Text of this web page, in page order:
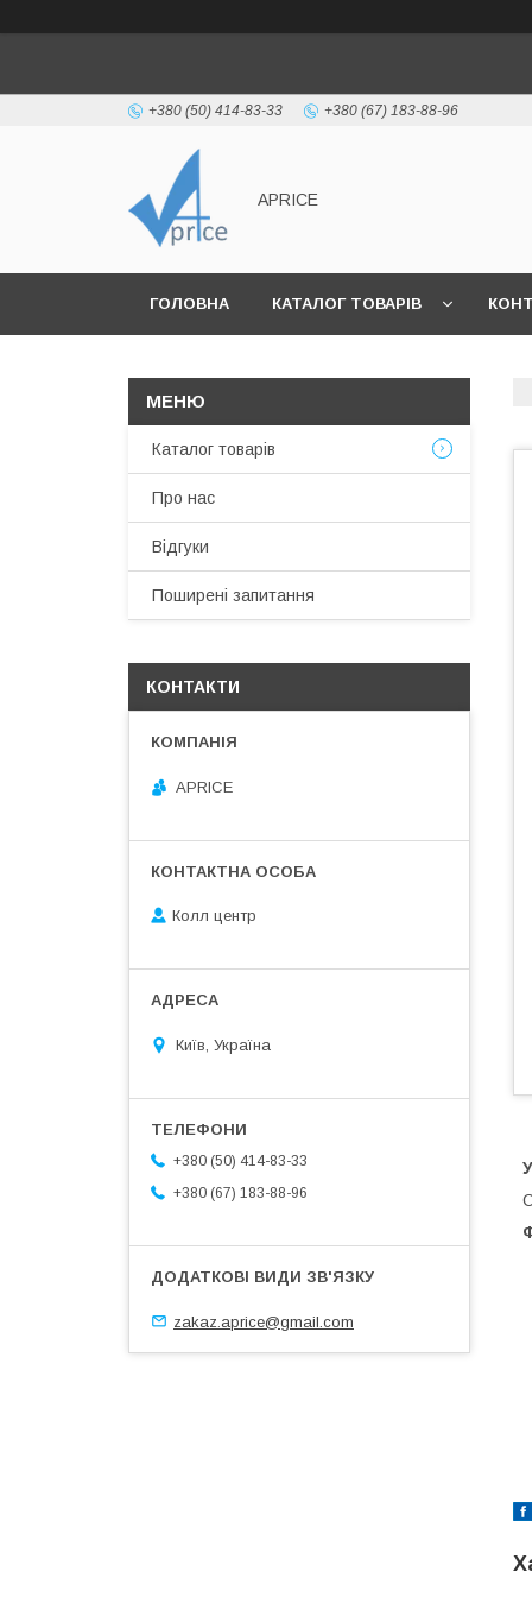
+380 (50) 414-83-33 +380 (67) 183-88-96
APRICE
ГОЛОВНА КАТАЛОГ ТОВАРІВ
Каталог товарів
Про нас
Відгуки
Поширені запитання
КОНТАКТИ
APRICE
Колл центр
Київ, Україна
+380 (50) 414-83-33
+380 (67) 183-88-96
zakaz.aprice@gmail.com